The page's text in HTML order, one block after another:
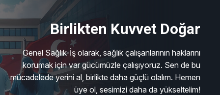
Birlikten Kuvvet Doğar
Genel Sağlık-İş olarak, sağlık çalışanlarının haklarını
korumak için var gücümüzle çalışıyoruz. Sen de bu
mücadelede yerini al, birlikte daha güçlü olalım. Hemen
üye ol, sesimizi daha da yükseltelim!